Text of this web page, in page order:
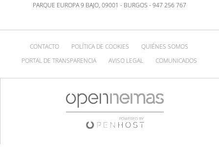
PARQUE EUROPA 9 BAJO, 09001 - BURGOS - 947 256 767
CONTACTO POLÍTICA DE COOKIES
QUIÉNES SOMOS
PORTAL DE TRANSPARENCIA
AVISO LEGAL COMUNICADOS